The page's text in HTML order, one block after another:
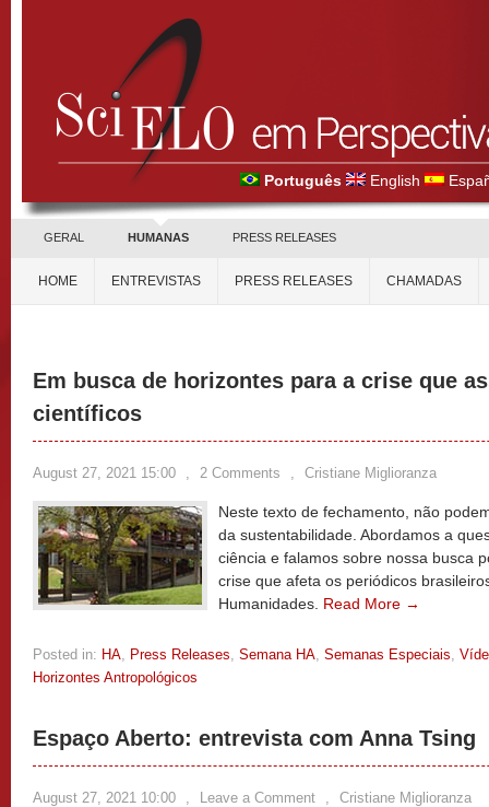
Português English
GERAL HUMANAS PRESS RELEASES
HOME ENTREVISTAS PRESS RELEASES CHAMADAS
Em busca de horizontes para a crise que
científicos
August 27, 2021 15:00 , 2 Comments , Cristiane Miglioranza
Neste texto de fechamento, não
da sustentabilidade. Abordamos a
ciência e falamos sobre nossa busca
crise que afeta os periódicos
Humanidades. Read More →
Posted in: HA, Press Releases, Semana HA, Semanas Especiais,
Horizontes Antropológicos
Espaço Aberto: entrevista com Anna Tsing
August 27, 2021 10:00 , Leave a Comment , Cristiane Miglioranza